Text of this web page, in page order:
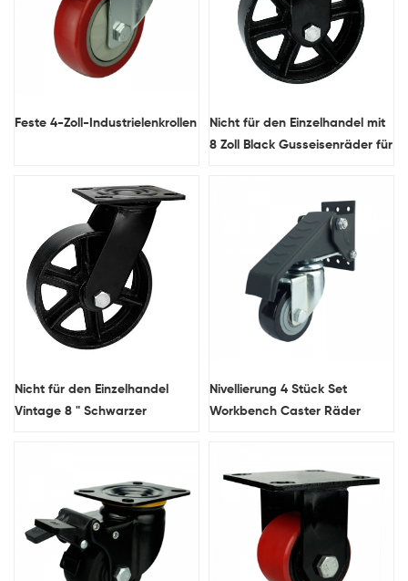
Feste 4-Zoll-Industrielenkrollen
Nicht für den Einzelhandel mit
8 Zoll Black Gusseisenräder für
Nicht für den Einzelhandel
Vintage 8 " Schwarzer
Nivellierung 4 Stück Set
Workbench Caster Räder